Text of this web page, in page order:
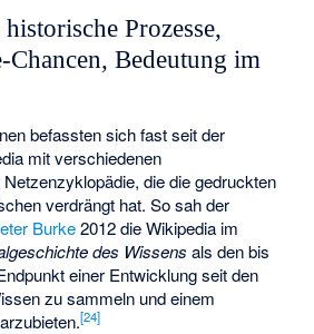
Prozesse,
Bedeutung im
befassten sich fast seit der
mit verschiedenen
die die gedruckten
verdrängt hat. So sah der
Burke2012 die Wikipedia im
des Wissens als den bis
einer Entwicklung seit den
zu sammeln und einem
[24]